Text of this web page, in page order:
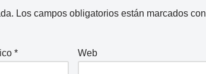
Los campos obligatorios están marcados con
* Web